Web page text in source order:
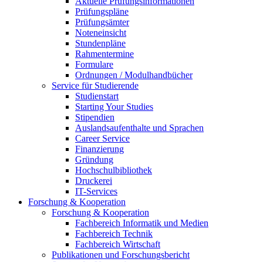
Prüfungspläne
Prüfungsämter
Noteneinsicht
Stundenpläne
Rahmentermine
Formulare
Ordnungen / Modulhandbücher
Service für Studierende
Studienstart
Starting Your Studies
Stipendien
Auslandsaufenthalte und Sprachen
Career Service
Finanzierung
Gründung
Hochschulbibliothek
Druckerei
IT-Services
Forschung & Kooperation
Forschung & Kooperation
Fachbereich Informatik und Medien
Fachbereich Technik
Fachbereich Wirtschaft
Publikationen und Forschungsbericht